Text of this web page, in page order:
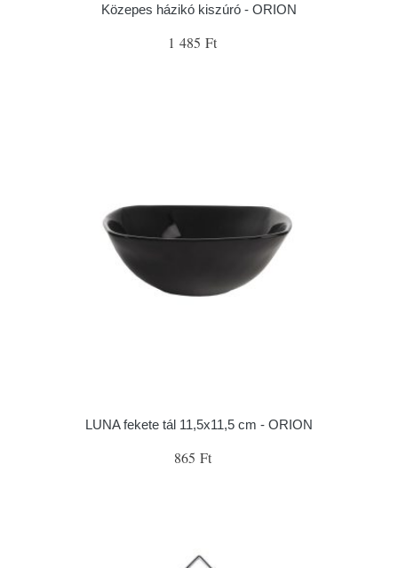
Közepes házikó kiszúró - ORION
1 485 Ft
LUNA fekete tál 11,5x11,5 cm - ORION
865 Ft